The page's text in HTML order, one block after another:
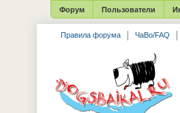
Форум Пользователи
Правила форума ЧаВо/FAQ